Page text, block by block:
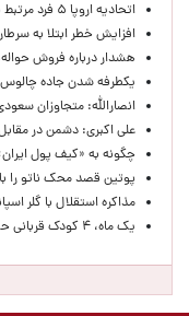
اتحادیه اروپا ۵ فرد مرتبط با صنایع دفاعی روسیه را تحریم کرد
افزایش خطر ابتلا به سرطان
هشدار درباره فروش
یکطرفه شدن جاده چالوس و
انصارالله: متجاوزان
علی اکبری: دشمن در
چگونه به «کیف پول
پوتین قصد محک ناتو را
مذاکره استقلال با گلر
یک ماه، ۴ کودک قربانی حمله سگ‌ها در سنندج / چرا حوادث تکرار می‌شود؟